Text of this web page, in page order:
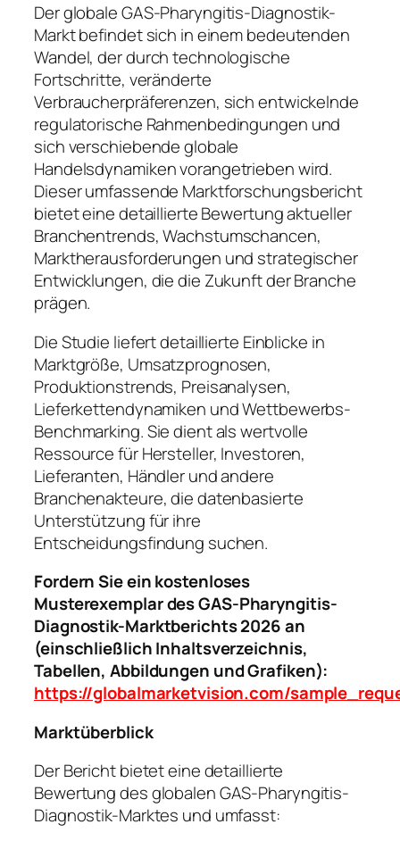
Der globale GAS-Pharyngitis-Diagnostik-
Markt befindet sich in einem bedeutenden
Wandel, der durch technologische
Fortschritte, veränderte
Verbraucherpräferenzen, sich entwickelnde
regulatorische Rahmenbedingungen und
sich verschiebende globale
Handelsdynamiken vorangetrieben wird.
Dieser umfassende Marktforschungsbericht
bietet eine detaillierte Bewertung aktueller
Branchentrends, Wachstumschancen,
Marktherausforderungen und strategischer
Entwicklungen, die die Zukunft der Branche
prägen.
Die Studie liefert detaillierte Einblicke in
Marktgröße, Umsatzprognosen,
Produktionstrends, Preisanalysen,
Lieferkettendynamiken und Wettbewerbs-
Benchmarking. Sie dient als wertvolle
Ressource für Hersteller, Investoren,
Lieferanten, Händler und andere
Branchenakteure, die datenbasierte
Unterstützung für ihre
Entscheidungsfindung suchen.
Fordern Sie ein kostenloses
Musterexemplar des GAS-Pharyngitis-
Diagnostik-Marktberichts 2026 an
(einschließlich Inhaltsverzeichnis,
Tabellen, Abbildungen und Grafiken):
https://globalmarketvision.com/
Marktüberblick
Der Bericht bietet eine detaillierte
Bewertung des globalen GAS-Pharyngitis-
Diagnostik-Marktes und umfasst: